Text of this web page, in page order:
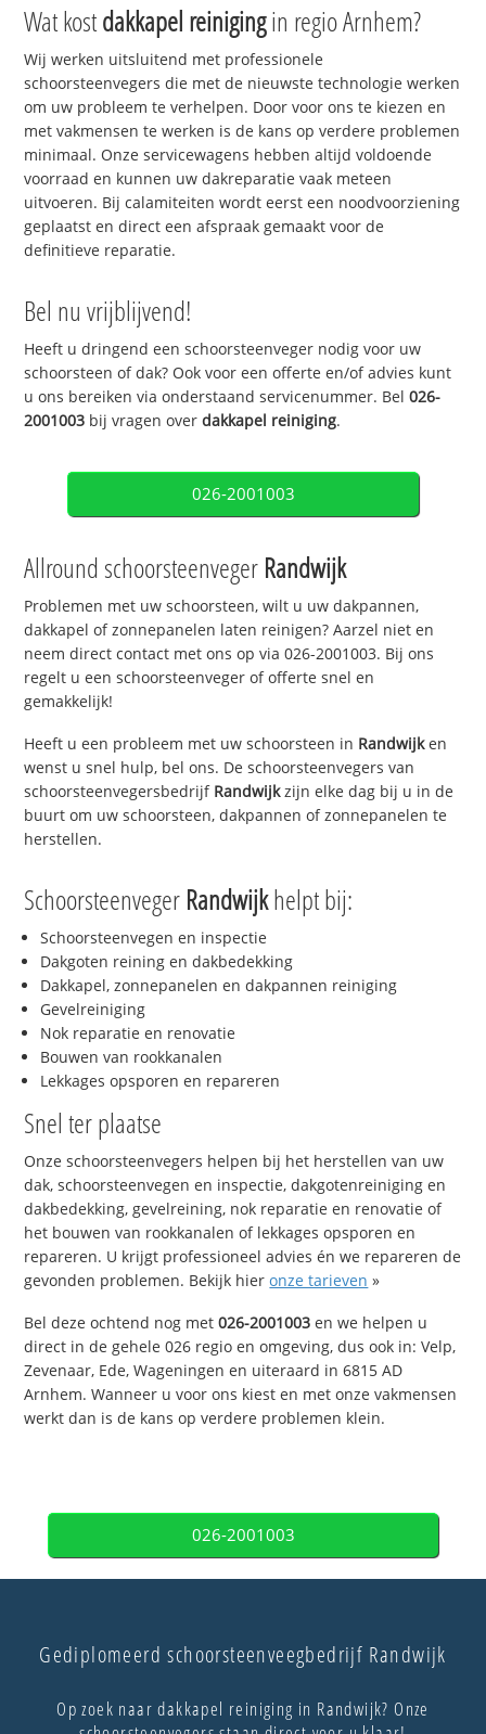
Wat kostdakkapel reinigingin regio Arnhem?
Wij werken uitsluitend met professionele
schoorsteenvegers die met de nieuwste technologie werken
om uw probleem te verhelpen. Door voor ons te kiezen en
met vakmensen te werken is de kans op verdere problemen
minimaal. Onze servicewagens hebben altijd voldoende
voorraad en kunnen uw dakreparatie vaak meteen
uitvoeren. Bij calamiteiten wordt eerst een noodvoorziening
geplaatst en direct een afspraak gemaakt voor de
definitieve reparatie.
Bel nu vrijblijvend!
Heeft u dringend een schoorsteenveger nodig voor uw
schoorsteen of dak? Ook voor een offerte en/of advies kunt
u ons bereiken via onderstaand servicenummer. Bel026-
2001003 bij vragen overdakkapel reiniging.
026-2001003
Allround schoorsteenveger Randwijk
Problemen met uw schoorsteen, wilt u uw dakpannen,
dakkapel of zonnepanelen laten reinigen? Aarzel niet en
neem direct contact met ons op via 026-2001003. Bij ons
regelt u een schoorsteenveger of offerte snel en
gemakkelijk!
Heeft u een probleem met uw schoorsteen in Randwijken
wenst u snel hulp, bel ons. De schoorsteenvegers van
schoorsteenvegersbedrijf Randwijkzijn elke dag bij u in de
buurt om uw schoorsteen, dakpannen of zonnepanelen te
herstellen.
Schoorsteenveger Randwijkhelpt bij:
Schoorsteenvegen en inspectie
Dakgoten reining en dakbedekking
Dakkapel, zonnepanelen en dakpannen reiniging
Gevelreiniging
Nok reparatie en renovatie
Bouwen van rookkanalen
Lekkages opsporen en repareren
Snel ter plaatse
Onze schoorsteenvegers helpen bij het herstellen van uw
dak, schoorsteenvegen en inspectie, dakgotenreiniging en
dakbedekking, gevelreining, nok reparatie en renovatie of
het bouwen van rookkanalen of lekkages opsporen en
repareren. U krijgt professioneel advies én we repareren de
gevonden problemen. Bekijk hieronze tarieven »
Bel deze ochtend nog met026-2001003 en we helpen u
direct in de gehele 026 regio en omgeving, dus ook in: Velp,
Zevenaar, Ede, Wageningen en uiteraard in 6815 AD
Arnhem. Wanneer u voor ons kiest en met onze vakmensen
werkt dan is de kans op verdere problemen klein.
026-2001003
Gediplomeerd schoorsteenveegbedrijf Randwijk
Op zoek naar dakkapel reiniging in Randwijk? Onze